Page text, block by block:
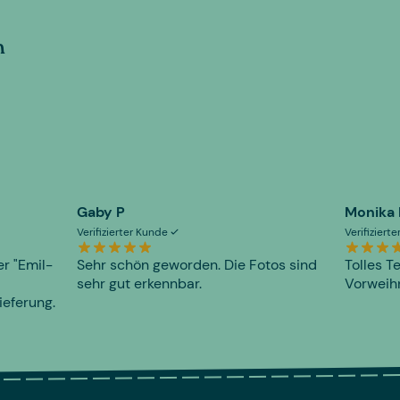
"Emil-
Gaby P
Verifizierter Kunde
Sehr schön geworden. Die Fotos sind
sehr gut erkennbar.
Monika
Tolles